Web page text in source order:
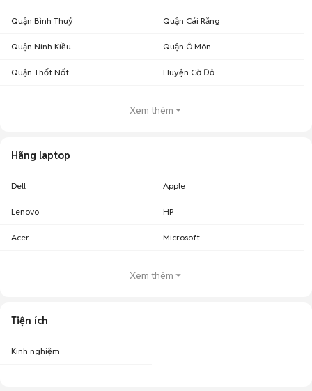
Lưu ý:Mức giá dựa trên các tin đăng tại Chợ Tốt, chỉ mang tính chất tham
các thoả thuận khi mua bán.
Quận Bình Thuỷ Quận Cái Răng
Quận Ninh Kiều Quận Ô Môn
Quận Thốt Nốt Huyện Cờ Đỏ
Xem thêm
Hãng laptop
Dell Apple
Lenovo HP
Acer Microsoft
Xem thêm
Tiện ích
Kinh nghiệm